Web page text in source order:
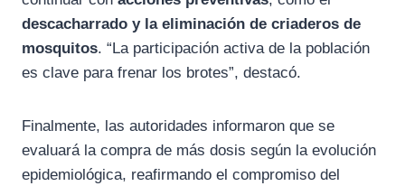
descacharrado y la eliminación de criaderos de
mosquitos. “La participación activa de la población
es clave para frenar los brotes”, destacó.
Finalmente, las autoridades informaron que se
evaluará la compra de más dosis según la evolución
epidemiológica, reafirmando el compromiso del